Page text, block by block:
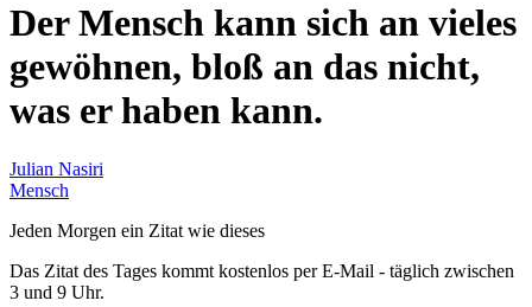
Der Mensch kann sich an vieles
gewöhnen, bloß an das nicht,
was er haben kann.
Julian Nasiri
Mensch
Jeden Morgen ein Zitat wie dieses
Das Zitat des Tages kommt kostenlos per E-Mail - täglich zwischen
3 und 9 Uhr.